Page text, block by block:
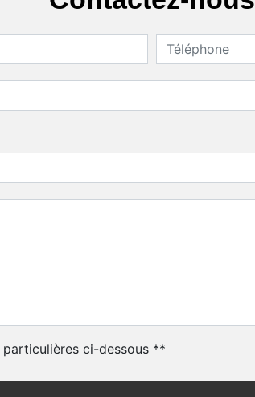
ci-dessous **